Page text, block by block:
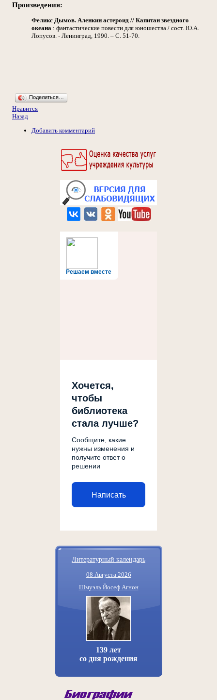
Решаем вместе
Хочется,
чтобы
библиотека
стала лучше?
Сообщите, какие
нужны изменения и
получите ответ о
решении
Написать
Литературный календарь
08 Августа 2026
Шмуэль Йосеф Агнон
139 лет
со дня рождения
Произведения:
Феликс Дымов. Аленкин астероид // Капитан звездного
океана : фантастические повести для юношества / сост. Ю.А.
Лопусов. - Ленинград, 1990. – С. 51-70.
Поделиться…
Нравится
Назад
Добавить комментарий